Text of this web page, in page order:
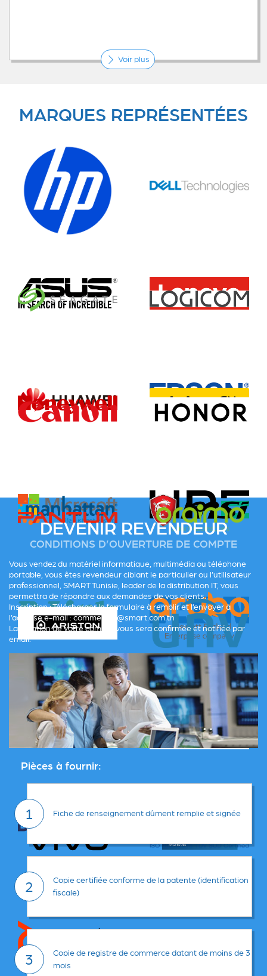
Voir plus
MARQUES REPRÉSENTÉES
DEVENIR REVENDEUR
CONDITIONS D’OUVERTURE DE COMPTE
Vous vendez du matériel informatique, multimédia ou téléphone
portable, vous êtes revendeur ciblant le particulier ou l’utilisateur
professionnel, SMART Tunisie, leader de la distribution IT, vous
permettra de répondre aux demandes de vos clients.
Inscription : Télécharger le formulaire à remplir et l’envoyer à
l’adresse e-mail : commercial@smart.com.tn
La création de votre compte vous sera confirmée et notifiée par
email.
Pièces à fournir:
1 Fiche de renseignement dûment remplie et signée
2
Copie certifiée conforme de la patente (identification
fiscale)
3
Copie de registre de commerce datant de moins de 3
mois